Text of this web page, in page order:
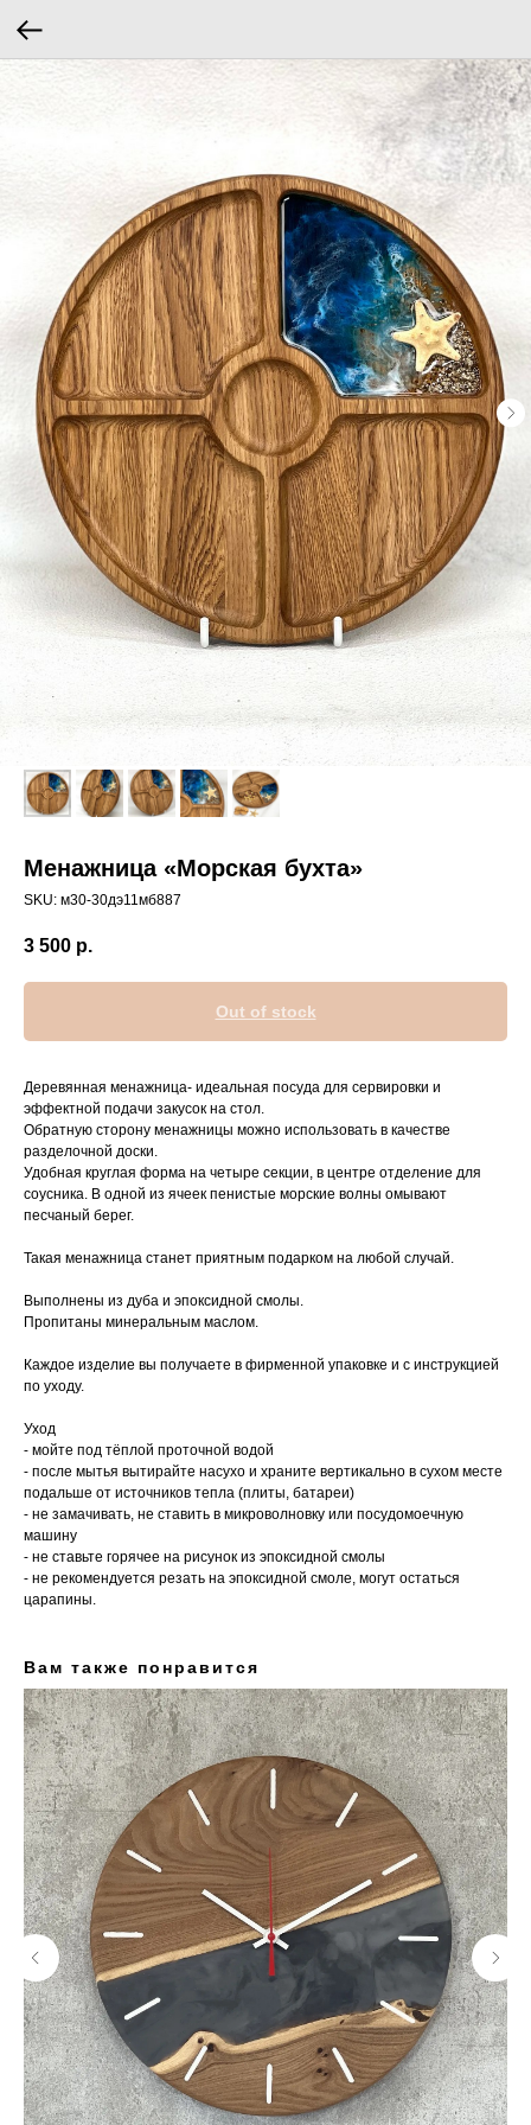
Менажница «Морская бухта»
SKU: м30-30дэ11мб887
3 500 р.
Out of stock
Деревянная менажница- идеальная посуда для сервировки и
эффектной подачи закусок на стол.
Обратную сторону менажницы можно использовать в качестве
разделочной доски.
Удобная круглая форма на четыре секции, в центре отделение для
соусника. В одной из ячеек пенистые морские волны омывают
песчаный берег.
Такая менажница станет приятным подарком на любой случай.
Выполнены из дуба и эпоксидной смолы.
Пропитаны минеральным маслом.
Каждое изделие вы получаете в фирменной упаковке и с инструкцией
по уходу.
Уход
⁃ мойте под тёплой проточной водой
⁃ после мытья вытирайте насухо и храните вертикально в сухом месте
подальше от источников тепла (плиты, батареи)
⁃ не замачивать, не ставить в микроволновку или посудомоечную
машину
⁃ не ставьте горячее на рисунок из эпоксидной смолы
⁃ не рекомендуется резать на эпоксидной смоле, могут остаться
царапины.
Вам также понравится